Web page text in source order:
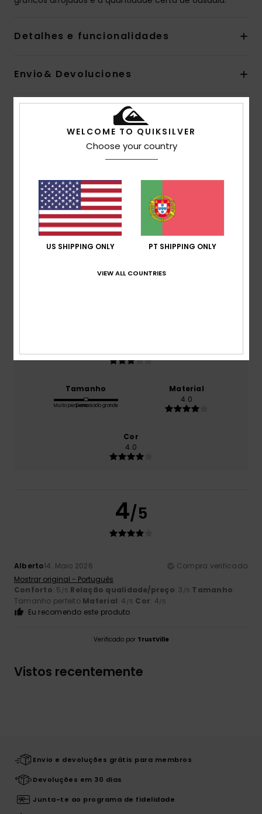
Detalhes e funcionalidades
Envio& Devoluciones
Avaliações dos clientes
Pontuação média
4.0/5
baseado em1 avaliações verificadas
Tamanho
Muito pequenoDemasiado grande
Material
4.0
Cor
4.0
4/5
Alberto14. Maio 2026
Compra verificada
Mostrar original - Português
Conforto: 5 /5 Relação qualidade/preço: 3 /5 Tamanho:
Tamanho perfeito Material: 4 /5 Cor: 4/5
Eu recomendo este produto
Verificado por TrustVille
Vistos recentemente
Envio e devoluções grátis para membros
Devoluções em 30 dias
Junta-te ao programa de fidelidade
WELCOME TO QUIKSILVER
Choose your country
US SHIPPING ONLY PT SHIPPING ONLY
VIEW ALL COUNTRIES